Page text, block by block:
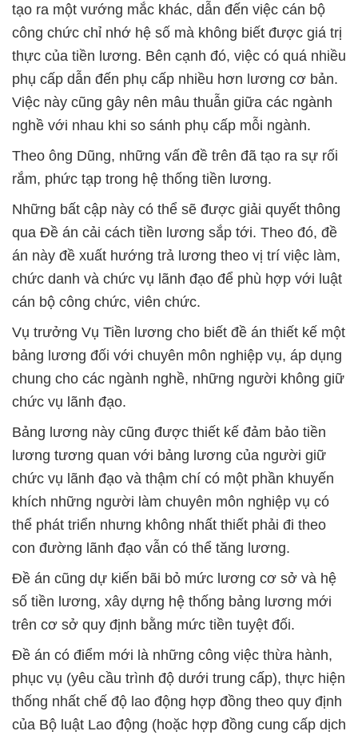
tạo ra một vướng mắc khác, dẫn đến việc cán bộ
công chức chỉ nhớ hệ số mà không biết được giá trị
thực của tiền lương. Bên cạnh đó, việc có quá nhiều
phụ cấp dẫn đến phụ cấp nhiều hơn lương cơ bản.
Việc này cũng gây nên mâu thuẫn giữa các ngành
nghề với nhau khi so sánh phụ cấp mỗi ngành.
Theo ông Dũng, những vấn đề trên đã tạo ra sự rối
rắm, phức tạp trong hệ thống tiền lương.
Những bất cập này có thể sẽ được giải quyết thông
qua Đề án cải cách tiền lương sắp tới. Theo đó, đề
án này đề xuất hướng trả lương theo vị trí việc làm,
chức danh và chức vụ lãnh đạo để phù hợp với luật
cán bộ công chức, viên chức.
Vụ trưởng Vụ Tiền lương cho biết đề án thiết kế một
bảng lương đối với chuyên môn nghiệp vụ, áp dụng
chung cho các ngành nghề, những người không giữ
chức vụ lãnh đạo.
Bảng lương này cũng được thiết kế đảm bảo tiền
lương tương quan với bảng lương của người giữ
chức vụ lãnh đạo và thậm chí có một phần khuyến
khích những người làm chuyên môn nghiệp vụ có
thể phát triển nhưng không nhất thiết phải đi theo
con đường lãnh đạo vẫn có thể tăng lương.
Đề án cũng dự kiến bãi bỏ mức lương cơ sở và hệ
số tiền lương, xây dựng hệ thống bảng lương mới
trên cơ sở quy định bằng mức tiền tuyệt đối.
Đề án có điểm mới là những công việc thừa hành,
phục vụ (yêu cầu trình độ dưới trung cấp), thực hiện
thống nhất chế độ lao động hợp đồng theo quy định
của Bộ luật Lao động (hoặc hợp đồng cung cấp dịch